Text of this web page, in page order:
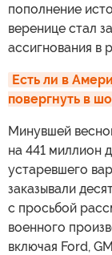
пополнение
веренице стал
ассигнования в
Есть ли в
повергнуть в
Минувшей
на 441 миллион
устаревшего
заказывали
с просьбой
военного
включая Ford,